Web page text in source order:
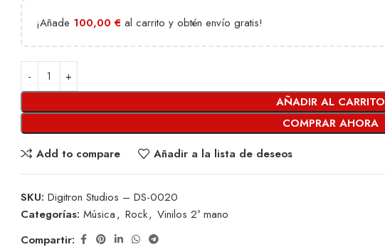
¡Añade 100,00 € al carrito y obtén envío gratis!
AÑADIR AL CARRITO
COMPRAR AHORA
Add to compare
Añadir a la lista de deseos
SKU: Digitron Studios – DS-0020
Categorías: Música, Rock, Vinilos 2ª mano
Compartir: